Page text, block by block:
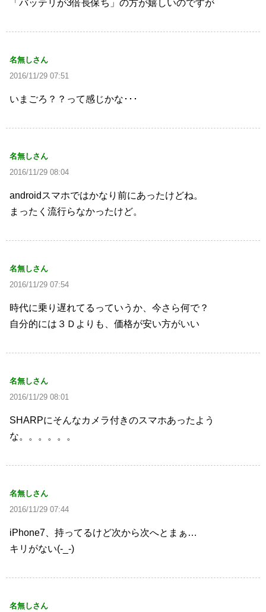
「バッテリが3倍長保ち」の方が嬉しいのですが
名無しさん
2016/11/29 07:51
いまごろ？？って感じかな･･･
名無しさん
2016/11/29 08:04
androidスマホではかなり前にあったけどね。
まったく流行らなかったけど。
名無しさん
2016/11/29 07:54
時代に乗り遅れてるっていうか、今さら何で？
自分的には３Ｄよりも、価格が安い方がいい
名無しさん
2016/11/29 08:01
SHARPにそんなカメラ付きのスマホあったよう
な。。。。。。
名無しさん
2016/11/29 07:44
iPhone7、持ってるけど次から次へとまぁ…
キリがない(-_-)
名無しさん